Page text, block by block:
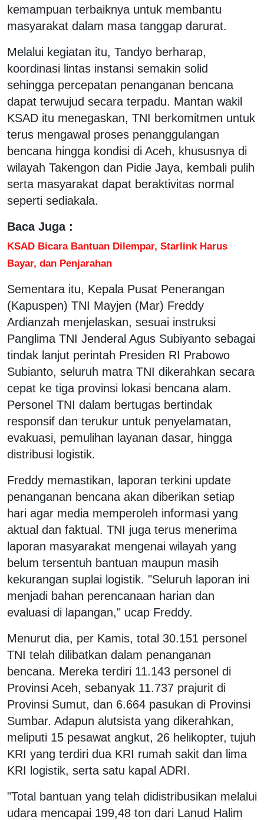
kemampuan terbaiknya untuk membantu
masyarakat dalam masa tanggap darurat.
Melalui kegiatan itu, Tandyo berharap,
koordinasi lintas instansi semakin solid
sehingga percepatan penanganan bencana
dapat terwujud secara terpadu. Mantan wakil
KSAD itu menegaskan, TNI berkomitmen untuk
terus mengawal proses penanggulangan
bencana hingga kondisi di Aceh, khususnya di
wilayah Takengon dan Pidie Jaya, kembali pulih
serta masyarakat dapat beraktivitas normal
seperti sediakala.
Baca Juga :
KSAD Bicara Bantuan Dilempar, Starlink Harus
Bayar, dan Penjarahan
Sementara itu, Kepala Pusat Penerangan
(Kapuspen) TNI Mayjen (Mar) Freddy
Ardianzah menjelaskan, sesuai instruksi
Panglima TNI Jenderal Agus Subiyanto sebagai
tindak lanjut perintah Presiden RI Prabowo
Subianto, seluruh matra TNI dikerahkan secara
cepat ke tiga provinsi lokasi bencana alam.
Personel TNI dalam bertugas bertindak
responsif dan terukur untuk penyelamatan,
evakuasi, pemulihan layanan dasar, hingga
distribusi logistik.
Freddy memastikan, laporan terkini update
penanganan bencana akan diberikan setiap
hari agar media memperoleh informasi yang
aktual dan faktual. TNI juga terus menerima
laporan masyarakat mengenai wilayah yang
belum tersentuh bantuan maupun masih
kekurangan suplai logistik. "Seluruh laporan ini
menjadi bahan perencanaan harian dan
evaluasi di lapangan," ucap Freddy.
Menurut dia, per Kamis, total 30.151 personel
TNI telah dilibatkan dalam penanganan
bencana. Mereka terdiri 11.143 personel di
Provinsi Aceh, sebanyak 11.737 prajurit di
Provinsi Sumut, dan 6.664 pasukan di Provinsi
Sumbar. Adapun alutsista yang dikerahkan,
meliputi 15 pesawat angkut, 26 helikopter, tujuh
KRI yang terdiri dua KRI rumah sakit dan lima
KRI logistik, serta satu kapal ADRI.
"Total bantuan yang telah didistribusikan melalui
udara mencapai 199,48 ton dari Lanud Halim